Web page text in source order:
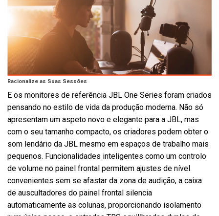
Racionalize as Suas Sessões
E os monitores de referência JBL One Series foram criados
pensando no estilo de vida da produção moderna. Não só
apresentam um aspeto novo e elegante para a JBL, mas
com o seu tamanho compacto, os criadores podem obter o
som lendário da JBL mesmo em espaços de trabalho mais
pequenos. Funcionalidades inteligentes como um controlo
de volume no painel frontal permitem ajustes de nível
convenientes sem se afastar da zona de audição, a caixa
de auscultadores do painel frontal silencia
automaticamente as colunas, proporcionando isolamento